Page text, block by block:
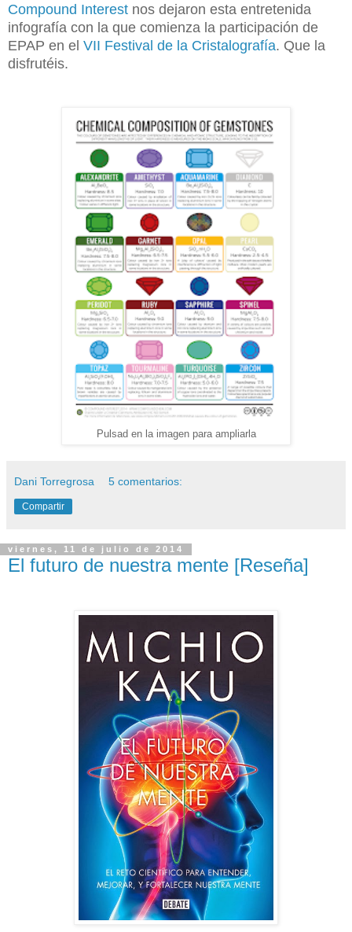
Compound Interest nos dejaron esta entretenida
infografía con la que comienza la participación de
EPAP en el VII Festival de la Cristalografía. Que la
disfrutéis.
Pulsad en la imagen para ampliarla
Dani Torregrosa 5 comentarios:
Compartir
viernes, 11 de julio de 2014
El futuro de nuestra mente [Reseña]